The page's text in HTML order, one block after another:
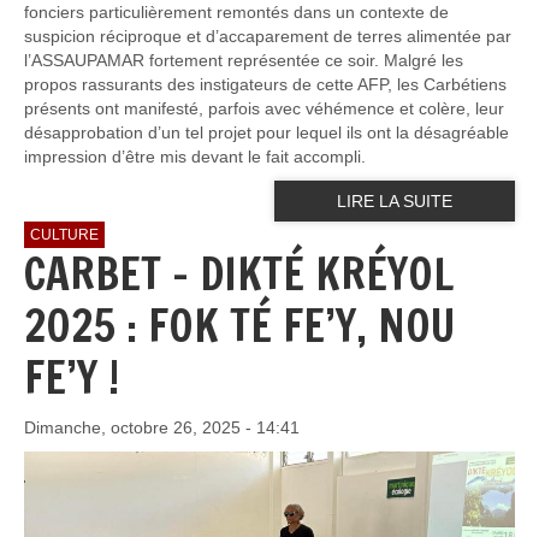
fonciers particulièrement remontés dans un contexte de
suspicion réciproque et d’accaparement de terres alimentée par
l’ASSAUPAMAR fortement représentée ce soir. Malgré les
propos rassurants des instigateurs de cette AFP, les Carbétiens
présents ont manifesté, parfois avec véhémence et colère, leur
désapprobation d’un tel projet pour lequel ils ont la désagréable
impression d’être mis devant le fait accompli.
LIRE LA SUITE
CULTURE
CARBET – DIKTÉ KRÉYOL
2025 : FOK TÉ FE’Y, NOU
FE’Y !
Dimanche, octobre 26, 2025 - 14:41